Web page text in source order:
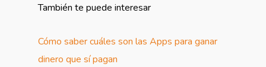
También te puede interesar
Cómo saber cuáles son las Apps para ganar
dinero que sí pagan